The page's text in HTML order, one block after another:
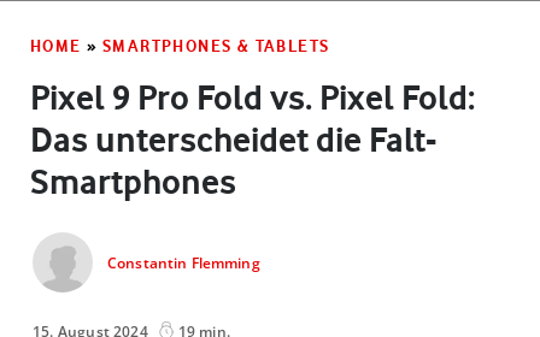
HOME » SMARTPHONES & TABLETS
Pixel 9 Pro Fold vs. Pixel Fold:
Das unterscheidet die Falt-
Smartphones
Constantin Flemming
15. August 2024 19 min.